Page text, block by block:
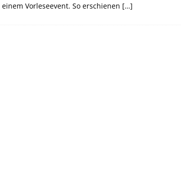
einem Vorleseevent. So erschienen […]